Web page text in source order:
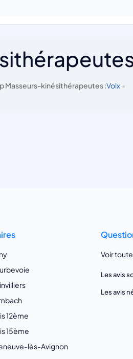
Masseurs-kinésithérapeutes :Volx •
12ème
15ème
lès-Avignon
Voir
Les avis
Les avis